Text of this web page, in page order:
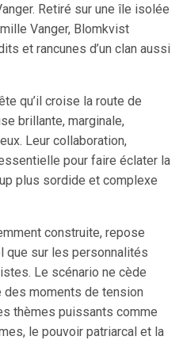
Retiré sur une île isolée
Vanger, Blomkvist
et rancunes d’un clan aussi
qu’il croise la route de
brillante, marginale,
Leur collaboration,
pour faire éclater la
plus sordide et complexe
construite, repose
que sur les personnalités
Le scénario ne cède
des moments de tension
thèmes puissants comme
le pouvoir patriarcal et la